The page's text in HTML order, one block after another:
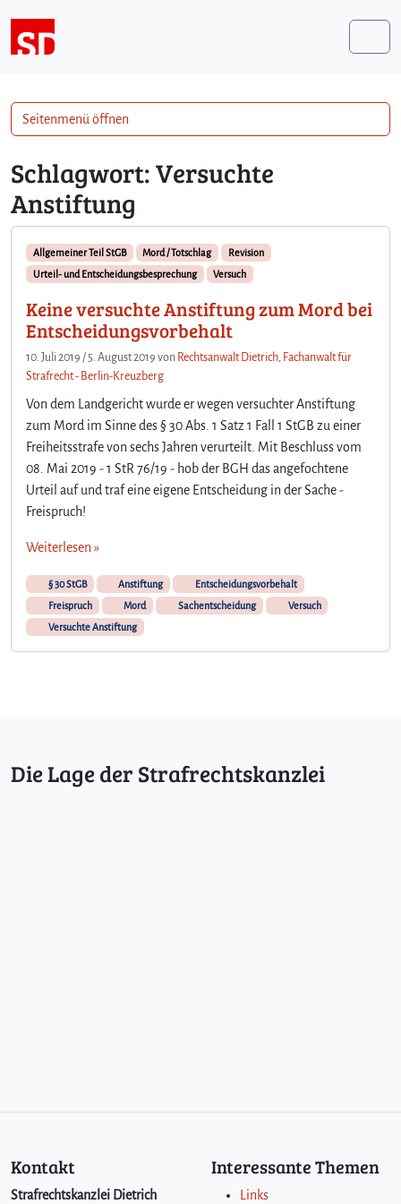
Schlagwort:Versuchte
Anstiftung
Allgemeiner Teil StGB Mord / Totschlag
Revision
Urteil- und Entscheidungsbesprechung
Versuch
Keine versuchte Anstiftung zum Mord bei
Entscheidungsvorbehalt
10. Juli 2019 / 5. August 2019 von Rechtsanwalt Dietrich, Fachanwalt für
Strafrecht - Berlin-Kreuzberg
Von dem Landgericht wurde er wegen versuchter Anstiftung
zum Mord im Sinne des § 30 Abs. 1 Satz 1 Fall 1 StGB zu einer
Freiheitsstrafe von sechs Jahren verurteilt. Mit Beschluss vom
08. Mai 2019 - 1 StR 76/19 - hob der BGH das angefochtene
Urteil auf und traf eine eigene Entscheidung in der Sache -
Freispruch!
Weiterlesen »
§ 30 StGB Anstiftung
Entscheidungsvorbehalt
Freispruch
Mord Sachentscheidung
Versuch
Versuchte Anstiftung
Seitenmenü öffnen
Die Lage der Strafrechtskanzlei
Kontakt
Strafrechtskanzlei Dietrich
Interessante Themen
Links